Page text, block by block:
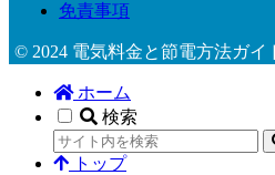
免責事項
© 2024 電気料金と節電方法ガイ
ホーム
検索
トップ